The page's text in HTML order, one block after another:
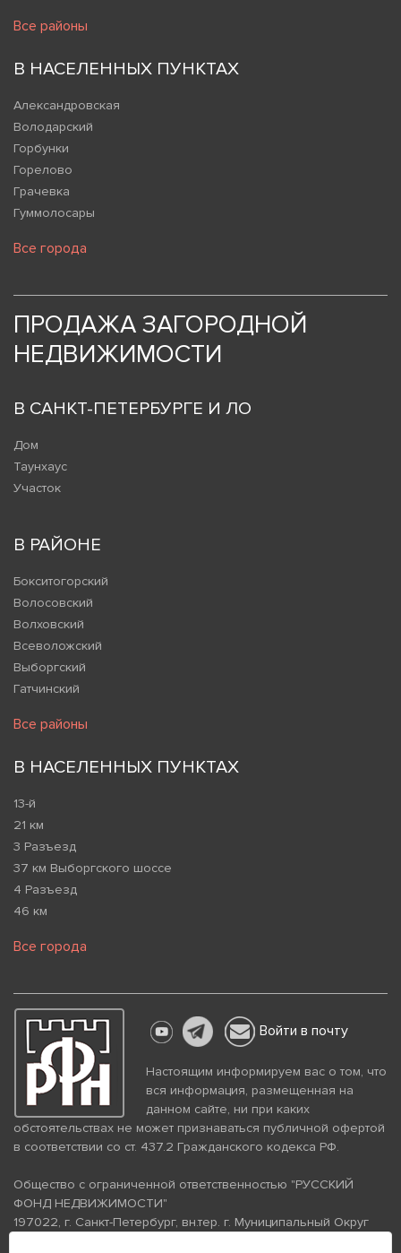
Все районы
В НАСЕЛЕННЫХ ПУНКТАХ
Александровская
Володарский
Горбунки
Горелово
Грачевка
Гуммолосары
Все города
ПРОДАЖА ЗАГОРОДНОЙ
НЕДВИЖИМОСТИ
В САНКТ-ПЕТЕРБУРГЕ И ЛО
Дом
Таунхаус
Участок
В РАЙОНЕ
Бокситогорский
Волосовский
Волховский
Всеволожский
Выборгский
Гатчинский
Все районы
В НАСЕЛЕННЫХ ПУНКТАХ
13-й
21 км
3 Разъезд
37 км Выборгского шоссе
4 Разъезд
46 км
Все города
Войти в почту
Настоящим информируем вас о том, что
вся информация, размещенная на
данном сайте, ни при каких
обстоятельствах не может признаваться публичной офертой
в соответствии со ст. 437.2 Гражданского кодекса РФ.
Общество с ограниченной ответственностью "РУССКИЙ
ФОНД НЕДВИЖИМОСТИ"
197022, г. Санкт-Петербург, вн.тер. г. Муниципальный Округ